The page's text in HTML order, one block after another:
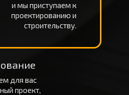
и мы приступаем к
проектированию и
строительству.
для вас
проект,